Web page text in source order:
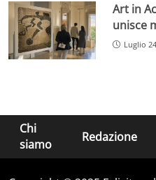
Art in
unisce
Luglio
Chi
siamo
Redazione